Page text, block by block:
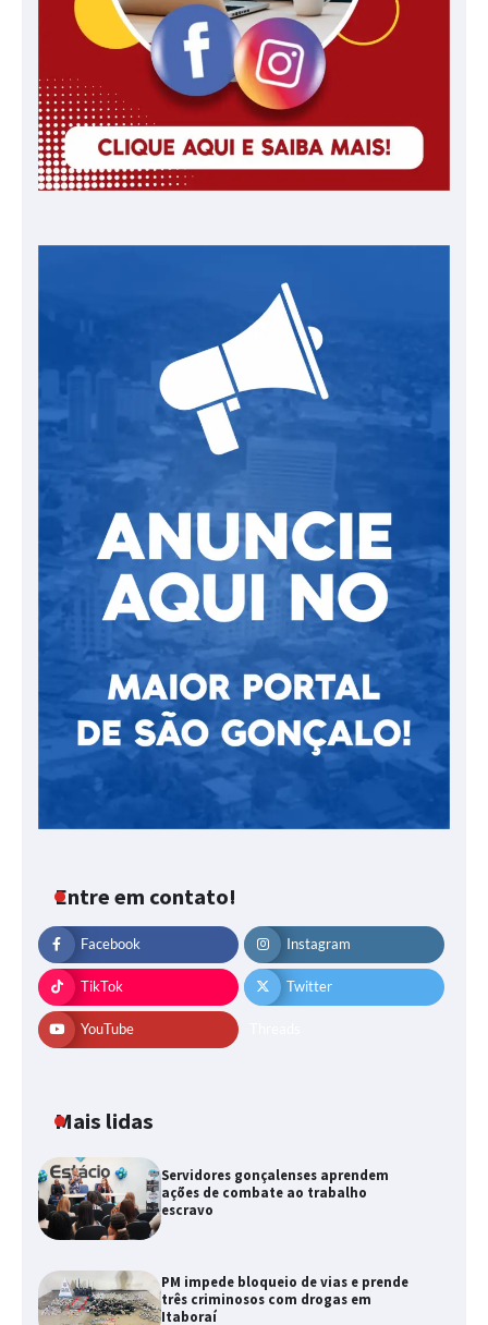
Entre em contato!
Facebook Instagram
TikTok Twitter
YouTube
Mais lidas
Servidores gonçalenses aprendem
ações de combate ao trabalho
escravo
PM impede bloqueio de vias e prende
três criminosos com drogas em
Itaboraí